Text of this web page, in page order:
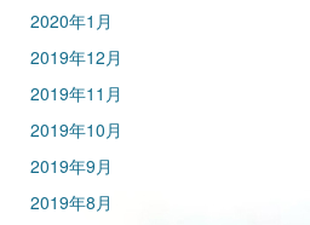
2020年1月
2019年12月
2019年11月
2019年10月
2019年9月
2019年8月